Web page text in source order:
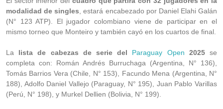
modalidad de singles , estará encabezado por Daniel Elahi Galán
(N° 123 ATP). El jugador colombiano viene de participar en el
mismo torneo que Monteiro y también cayó en los cuartos de final.
La lista de cabezas de serie del Paraguay Open 2025se
completa con: Román Andrés Burruchaga (Argentina, N° 136),
Tomás Barrios Vera (Chile, N° 153), Facundo Mena (Argentina, N°
188), Adolfo Daniel Vallejo (Paraguay, N° 195), Juan Pablo Varillas
(Perú, N° 198), y Murkel Dellien (Bolivia, N° 199).